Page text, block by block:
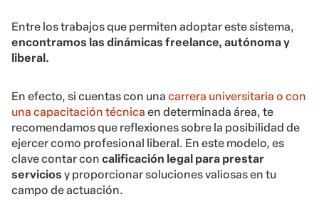
Entre los trabajos que permiten adoptar este sistema,
encontramos las dinámicas freelance, autónoma y
liberal.
En efecto, si cuentas con una carrera universitaria o con
una capacitación técnica en determinada área, te
recomendamos que reflexiones sobre la posibilidad de
ejercer como profesional liberal. En este modelo, es
clave contar con calificación legal para prestar
servicios y proporcionar soluciones valiosas en tu
campo de actuación.